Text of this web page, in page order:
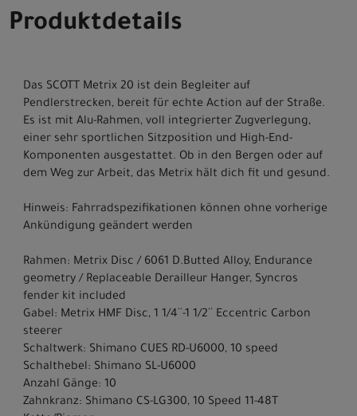
Produktdetails
Das SCOTT Metrix 20 ist dein Begleiter auf
Pendlerstrecken, bereit für echte Action auf der Straße.
Es ist mit Alu-Rahmen, voll integrierter Zugverlegung,
einer sehr sportlichen Sitzposition und High-End-
Komponenten ausgestattet. Ob in den Bergen oder auf
dem Weg zur Arbeit, das Metrix hält dich fit und gesund.
Hinweis: Fahrradspezifikationen können ohne vorherige
Ankündigung geändert werden
Rahmen: Metrix Disc / 6061 D.Butted Alloy, Endurance
geometry / Replaceable Derailleur Hanger, Syncros
fender kit included
Gabel: Metrix HMF Disc, 1 1/4´´-1 1/2´´ Eccentric Carbon
steerer
Schaltwerk: Shimano CUES RD-U6000, 10 speed
Schalthebel: Shimano SL-U6000
Anzahl Gänge: 10
Zahnkranz: Shimano CS-LG300, 10 Speed 11-48T